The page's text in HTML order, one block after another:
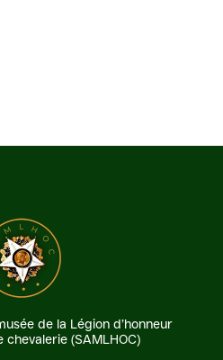
de la Légion d’honneur
(SAMLHOC)